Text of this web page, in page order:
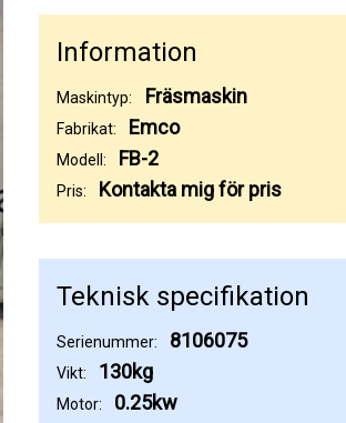
Information
Maskintyp: Fräsmaskin
Fabrikat: Emco
Modell: FB-2
Pris: Kontakta mig för pris
Teknisk specifikation
Serienummer: 8106075
Vikt: 130kg
Motor: 0.25kw